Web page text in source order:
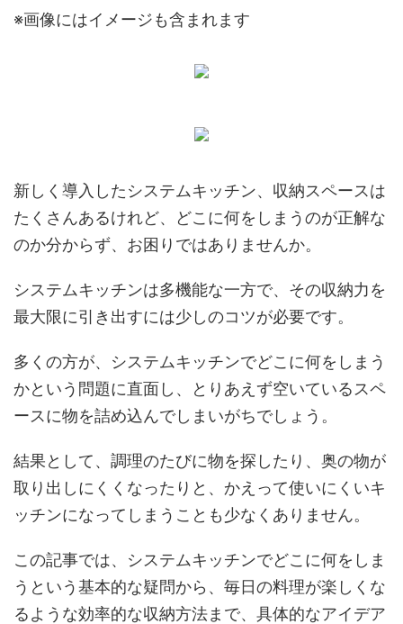
※画像にはイメージも含まれます
新しく導入したシステムキッチン、収納スペースは
たくさんあるけれど、どこに何をしまうのが正解な
のか分からず、お困りではありませんか。
システムキッチンは多機能な一方で、その収納力を
最大限に引き出すには少しのコツが必要です。
多くの方が、システムキッチンでどこに何をしまう
かという問題に直面し、とりあえず空いているスペ
ースに物を詰め込んでしまいがちでしょう。
結果として、調理のたびに物を探したり、奥の物が
取り出しにくくなったりと、かえって使いにくいキ
ッチンになってしまうことも少なくありません。
この記事では、システムキッチンでどこに何をしま
うという基本的な疑問から、毎日の料理が楽しくな
るような効率的な収納方法まで、具体的なアイデア